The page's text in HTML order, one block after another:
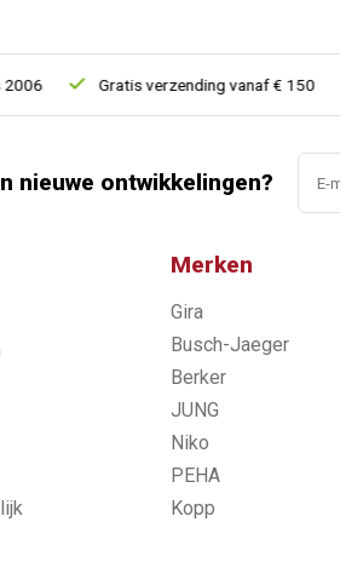
Gratis verzending vanaf € 150
nieuwe ontwikkelingen?
Merken
Gira
Busch-Jaeger
Berker
JUNG
Niko
PEHA
Kopp